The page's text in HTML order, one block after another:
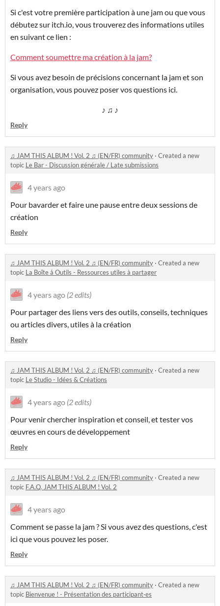
Si c'est votre première participation à une jam ou que vous
débutez sur itch.io, vous trouverez des informations utiles
en suivant ce lien :
Comment soumettre ma création à la jam?
Si vous avez besoin de précisions concernant la jam et son
organisation, vous pouvez poser vos questions ici.
♪ ♫ ♪
Reply
♫ JAM THIS ALBUM ! Vol. 2 ♫ (EN/FR) community · Created a new
topic Le Bar - Discussion générale / Late submissions
4 years ago
Pour bavarder et faire une pause entre deux sessions de
création
Reply
♫ JAM THIS ALBUM ! Vol. 2 ♫ (EN/FR) community · Created a new
topic La Boîte à Outils - Ressources utiles à partager
4 years ago (2 edits)
Pour partager des liens vers des outils, conseils, techniques
ou articles divers, utiles à la création
Reply
♫ JAM THIS ALBUM ! Vol. 2 ♫ (EN/FR) community · Created a new
topic Le Studio - Idées & Créations
4 years ago (2 edits)
Pour venir chercher inspiration et conseil, et tester vos
œuvres en cours de développement
Reply
♫ JAM THIS ALBUM ! Vol. 2 ♫ (EN/FR) community · Created a new
topic F.A.Q. JAM THIS ALBUM ! Vol. 2
4 years ago
Comment se passe la jam ? Si vous avez des questions, c'est
ici que vous pouvez les poser.
Reply
♫ JAM THIS ALBUM ! Vol. 2 ♫ (EN/FR) community · Created a new
topic Bienvenue ! - Présentation des participant·es